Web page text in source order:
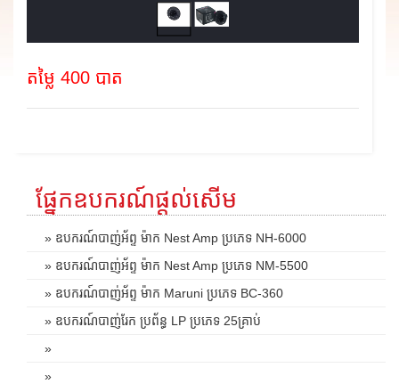
តម្លៃ 400 បាត
ផ្នែកឧបករណ៍ផ្តល់សើម
» ឧបករណ៍បាញ់អ័ព្ទ ម៉ាក Nest Amp ប្រភេទ NH-6000
» ឧបករណ៍បាញ់អ័ព្ទ ម៉ាក Nest Amp ប្រភេទ NM-5500
» ឧបករណ៍បាញ់អ័ព្ទ ម៉ាក Maruni ប្រភេទ BC-360
» ឧបករណ៍បាញ់រែក ប្រព័ន្ធ LP ប្រភេទ 25គ្រាប់
»
»